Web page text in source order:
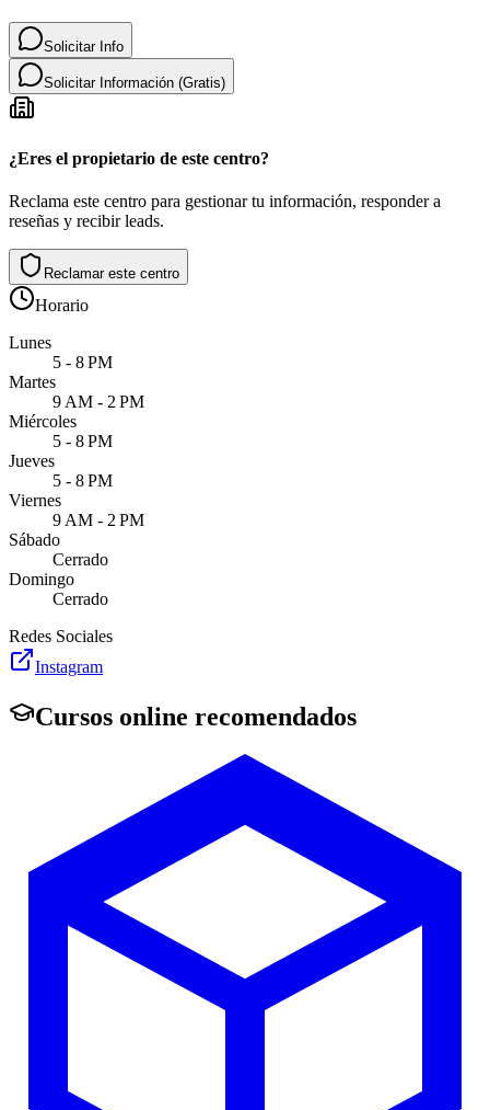
Solicitar Info
Solicitar Información (Gratis)
¿Eres el propietario de este centro?
Reclama este centro para gestionar tu información, responder a
reseñas y recibir leads.
Reclamar este centro
Horario
Lunes
5 - 8 PM
Martes
9 AM - 2 PM
Miércoles
5 - 8 PM
Jueves
5 - 8 PM
Viernes
9 AM - 2 PM
Sábado
Cerrado
Domingo
Cerrado
Redes Sociales
Instagram
Cursos online recomendados